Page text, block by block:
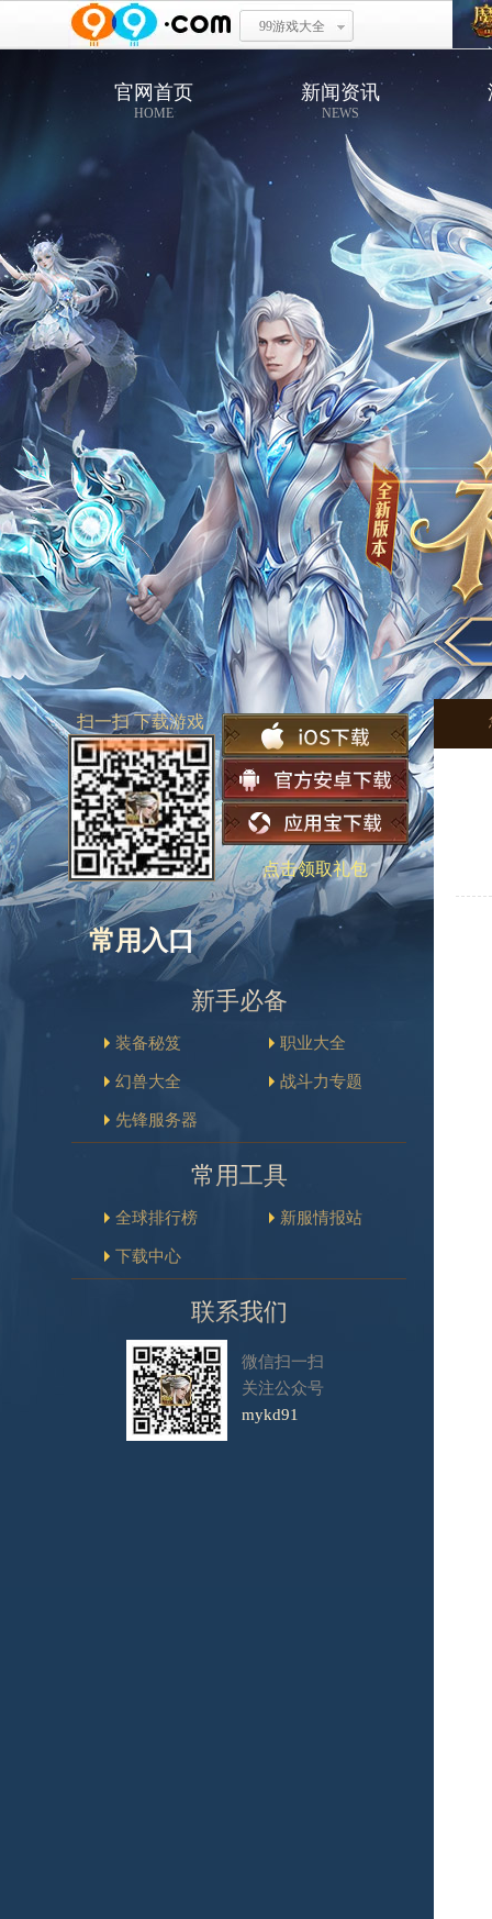
99游戏大全
官网首页
HOME
新闻资讯
NEWS
扫一扫 下载游戏
点击领取礼包
常用入口
新手必备
装备秘笈 职业大全
幻兽大全 战斗力专题
先锋服务器
常用工具
全球排行榜 新服情报站
下载中心
联系我们
微信扫一扫
关注公众号
mykd91